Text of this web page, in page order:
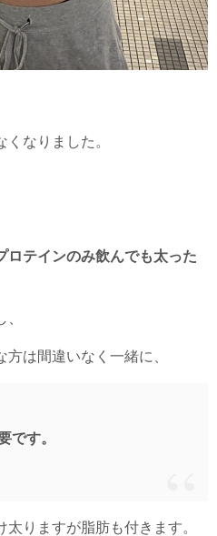
くなりました。
ロテインのみ飲んでも太った
、
は間違いなく一緒に、
です。
りますが脂肪も付きます。